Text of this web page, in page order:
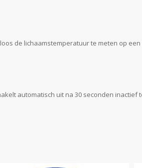
de lichaamstemperatuur te meten op een
automatisch uit na 30 seconden inactief